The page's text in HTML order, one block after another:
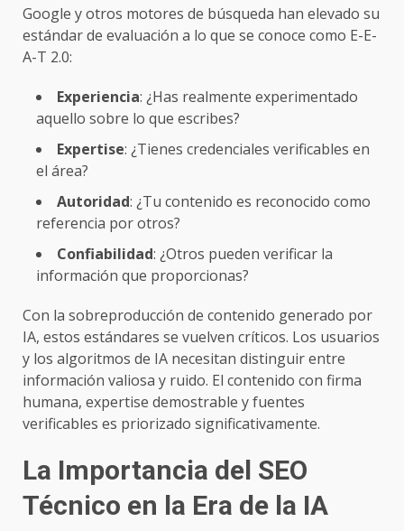
Google y otros motores de búsqueda han elevado su
estándar de evaluación a lo que se conoce como E-E-
A-T 2.0:
Experiencia: ¿Has realmente experimentado
aquello sobre lo que escribes?
Expertise: ¿Tienes credenciales verificables en
el área?
Autoridad: ¿Tu contenido es reconocido como
referencia por otros?
Confiabilidad: ¿Otros pueden verificar la
información que proporcionas?
Con la sobreproducción de contenido generado por
IA, estos estándares se vuelven críticos. Los usuarios
y los algoritmos de IA necesitan distinguir entre
información valiosa y ruido. El contenido con firma
humana, expertise demostrable y fuentes
verificables es priorizado significativamente.
La Importancia del SEO
Técnico en la Era de la IA